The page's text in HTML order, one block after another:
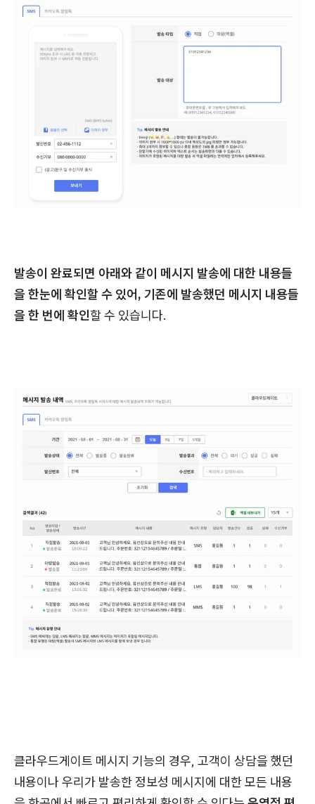
발송이 완료되면 아래와 같이 메시지 발송에 대한 내용들
을 한눈에 확인할 수 있어, 기존에 발송했던 메시지 내용들
을 한 번에 확인할 수 있습니다.
클라우드게이트 메시지 기능의 경우, 고객이 상담을 했던
내용이나 우리가 발송한 정보성 메시지에 대한 모든 내용